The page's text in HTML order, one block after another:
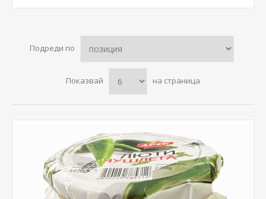
Подреди по
Показвай на страница